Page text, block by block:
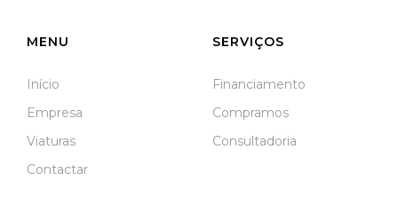
MENU
Início
Empresa
Viaturas
Contactar
SERVIÇOS
Financiamento
Compramos
Consultadoria